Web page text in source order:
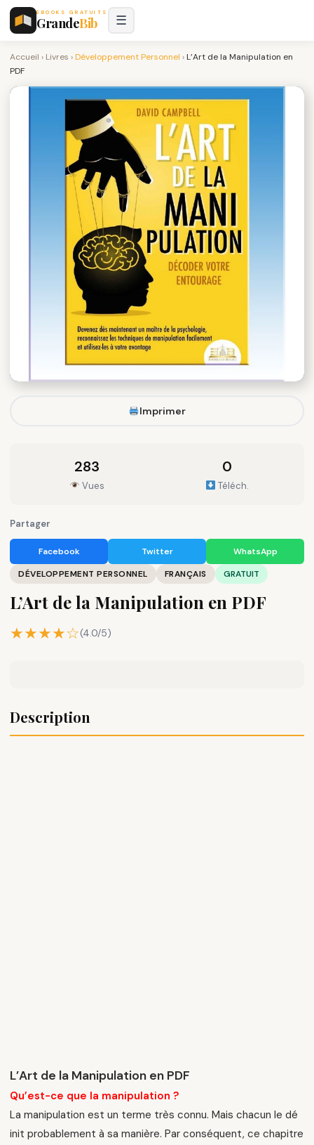
EBOOKS GRATUITS
GrandeBib ☰
Accueil › Livres ›Développement Personnel › L’Art de la Manipulation en
PDF
Imprimer
283
Vues
0
Téléch.
Partager
Facebook Twitter
WhatsApp
DÉVELOPPEMENT PERSONNEL
FRANÇAIS GRATUIT
L’Art de la Manipulation en PDF
★★★★☆(4.0/5)
Description
L’Art de la Manipulation en PDF
Qu’est-ce que la manipulation ?
La manipulation est un terme très connu. Mais chacun le dé
init probablement à sa manière. Par conséquent, ce chapitre